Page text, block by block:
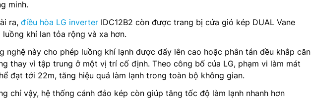
minh.
ra, điều hòa LG inverter IDC12B2 còn được trang bị cửa gió kép DUAL Vane
luồng khí lan tỏa rộng và xa hơn.
nghệ này cho phép luồng khí lạnh được đẩy lên cao hoặc phân tán đều khắp căn
thay vì tập trung ở một vị trí cố định. Theo công bố của LG, phạm vi làm mát
đạt tới 22m, tăng hiệu quả làm lạnh trong toàn bộ không gian.
chỉ vậy, hệ thống cánh đảo kép còn giúp tăng tốc độ làm lạnh nhanh hơn